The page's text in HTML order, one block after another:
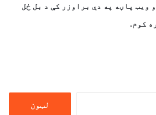
ویب پاڼه په دې براوزر کې د بل ځل
کوم.